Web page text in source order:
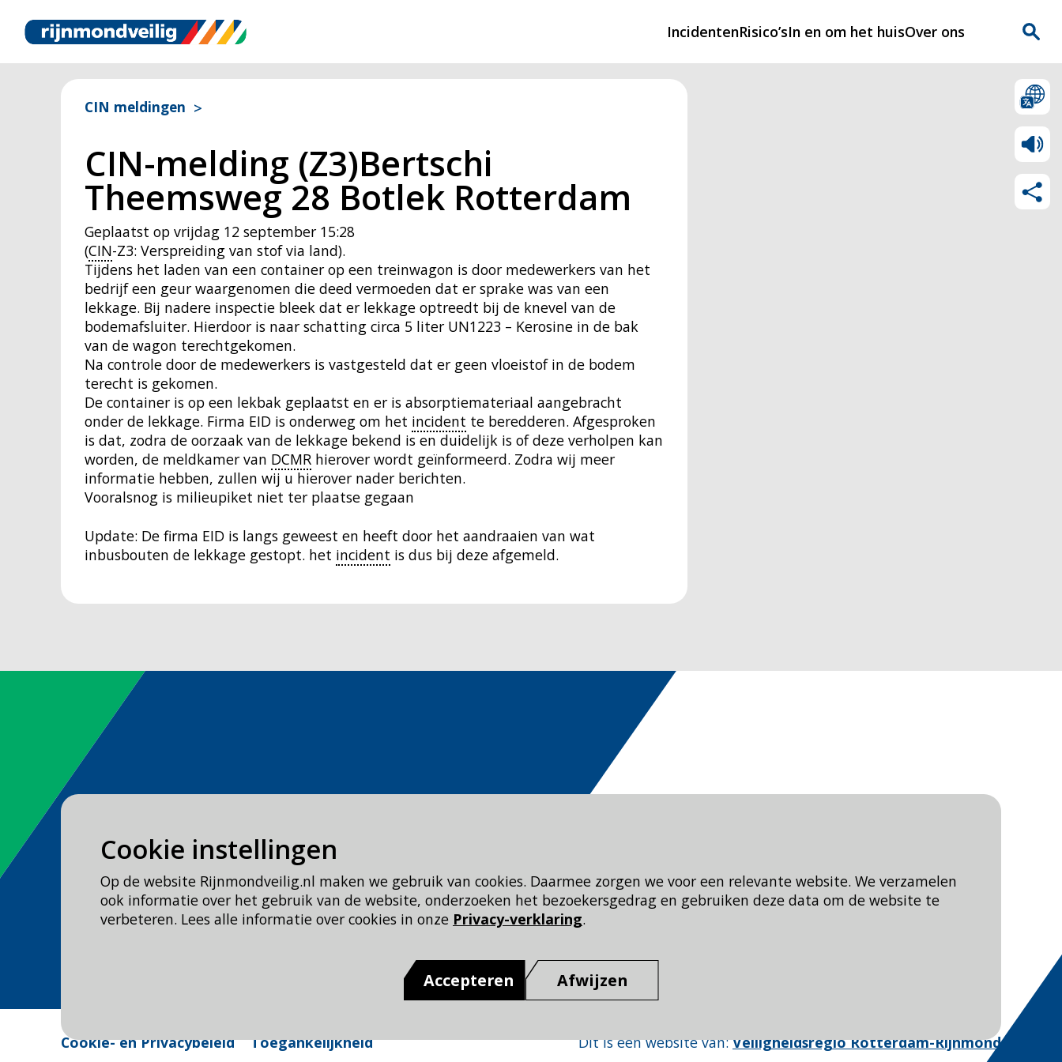
Cookie instellingen
Op de website Rijnmondveilig.nl maken we gebruik van cookies. Daarmee zorgen we voor een relevante website. We verzamelen
ook informatie over het gebruik van de website, onderzoeken het bezoekersgedrag en gebruiken deze data om de website te
verbeteren. Lees alle informatie over cookies in onze Privacy-verklaring.
Accepteren Afwijzen
Incidenten
Overzicht incidenten
Risico’sIn en om het huisOver ons
CIN meldingen
CIN-melding (Z3)Bertschi
Theemsweg 28 Botlek Rotterdam
Geplaatst op vrijdag 12 september 15:28
(CIN-Z3: Verspreiding van stof via land).
Tijdens het laden van een container op een treinwagon is door medewerkers van het
bedrijf een geur waargenomen die deed vermoeden dat er sprake was van een
lekkage. Bij nadere inspectie bleek dat er lekkage optreedt bij de knevel van de
bodemafsluiter. Hierdoor is naar schatting circa 5 liter UN1223 – Kerosine in de bak
van de wagon terechtgekomen.
Na controle door de medewerkers is vastgesteld dat er geen vloeistof in de bodem
terecht is gekomen.
De container is op een lekbak geplaatst en er is absorptiemateriaal aangebracht
onder de lekkage. Firma EID is onderweg om het incident te beredderen. Afgesproken
is dat, zodra de oorzaak van de lekkage bekend is en duidelijk is of deze verholpen kan
worden, de meldkamer van DCMR hierover wordt geïnformeerd. Zodra wij meer
informatie hebben, zullen wij u hierover nader berichten.
Vooralsnog is milieupiket niet ter plaatse gegaan
Update: De firma EID is langs geweest en heeft door het aandraaien van wat
inbusbouten de lekkage gestopt. het incident is dus bij deze afgemeld.
112
Geen spoed, wel brandweer?
0900 0904
Cookie- en Privacybeleid Toegankelijkheid Dit is een website van:Veiligheidsregio Rotterdam-Rijnmond